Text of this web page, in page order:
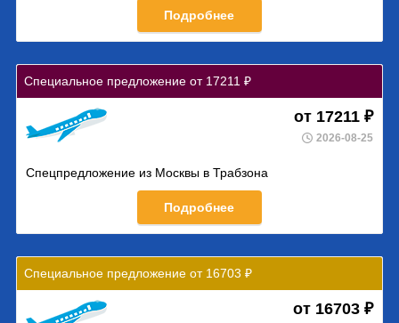
Подробнее
Специальное предложение от 17211 ₽
от 17211 ₽
2026-08-25
Спецпредложение из Москвы в Трабзона
Подробнее
Специальное предложение от 16703 ₽
от 16703 ₽